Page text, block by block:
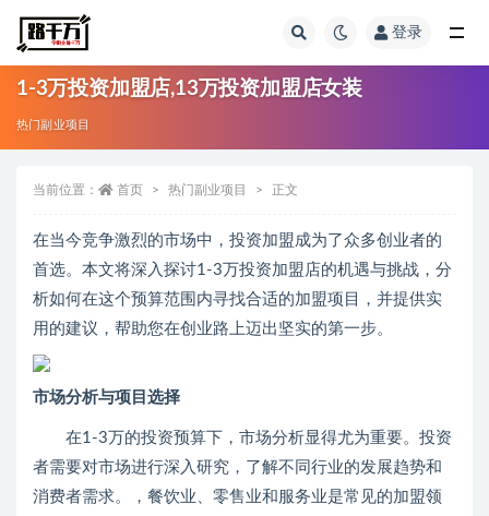
登录
1-3万投资加盟店,13万投资加盟店女装
热门副业项目
当前位置： 首页 热门副业项目 正文
在当今竞争激烈的市场中，投资加盟成为了众多创业者的
首选。本文将深入探讨1-3万投资加盟店的机遇与挑战，分
析如何在这个预算范围内寻找合适的加盟项目，并提供实
用的建议，帮助您在创业路上迈出坚实的第一步。
市场分析与项目选择
在1-3万的投资预算下，市场分析显得尤为重要。投资
者需要对市场进行深入研究，了解不同行业的发展趋势和
消费者需求。，餐饮业、零售业和服务业是常见的加盟领